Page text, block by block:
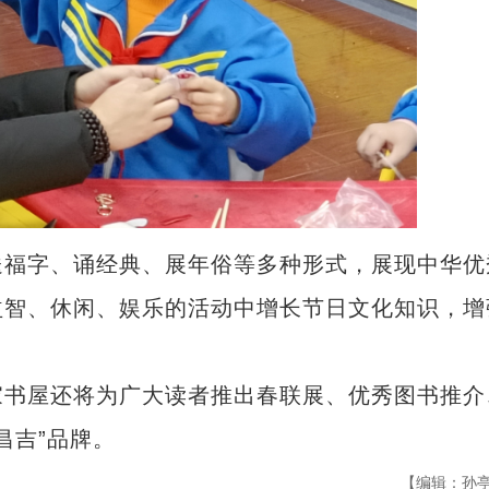
、诵经典、展年俗等多种形式，展现中华优
、休闲、娱乐的活动中增长节日文化知识，增
还将为广大读者推出春联展、优秀图书推介
”品牌。
【编辑：孙